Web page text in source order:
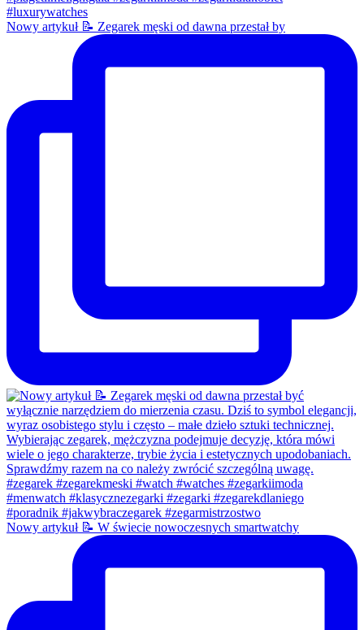
Nowy artykuł 📝 Zegarek męski od dawna przestał by
Nowy artykuł 📝 W świecie nowoczesnych smartwatchy